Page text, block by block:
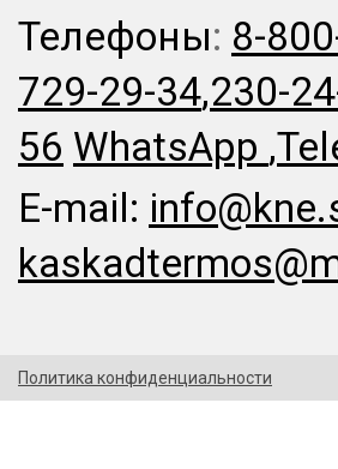
Телефоны: 8-
729-29-34,230-
56 WhatsApp ,
E-mail:
Политика конфиденциальности